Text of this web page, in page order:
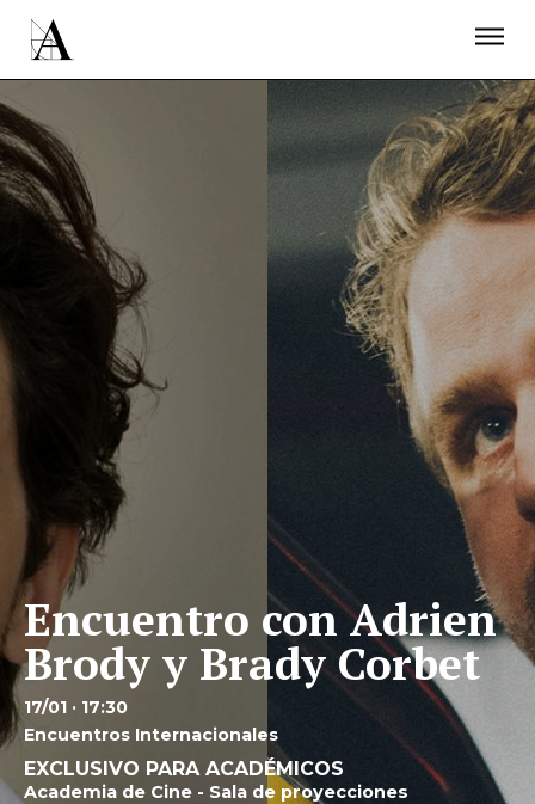
Encuentro con Adrien
Brody y Brady Corbet
17/01 · 17:30
Encuentros Internacionales
EXCLUSIVO PARA ACADÉMICOS
Academia de Cine - Sala de proyecciones
ACTUALIDAD
PROYECTOS
RESIDENCIAS
ÚNETE A LA ACADEMIA DE CINE
PRENSA
NEWSLETTER